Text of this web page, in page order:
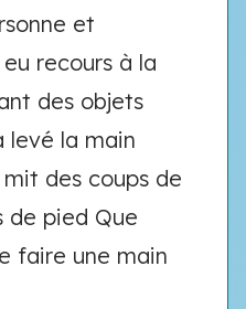
et
recours à la
des objets
levé la main
mit des coups de
de pied Que
faire une main